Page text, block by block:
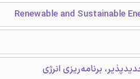
برنامه‌ریزی انرژی